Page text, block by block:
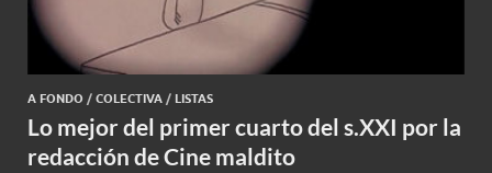
A FONDO / COLECTIVA / LISTAS
Lo mejor del primer cuarto del s.XXI por la
redacción de Cine maldito